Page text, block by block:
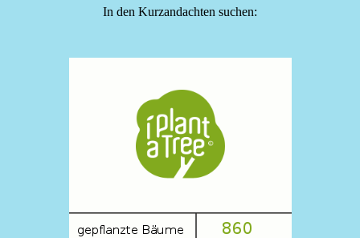
In den Kurzandachten suchen: